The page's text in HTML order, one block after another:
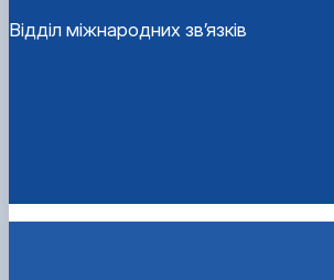
Відділ міжнародних зв’язків